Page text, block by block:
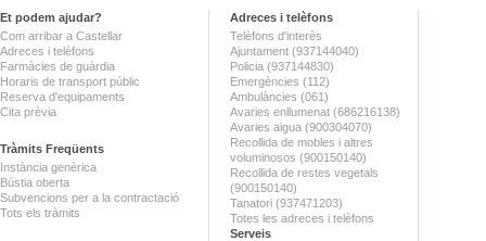
Et podem ajudar?
Com arribar a Castellar
Adreces i telèfons
Farmàcies de guàrdia
Horaris de transport públic
Reserva d'equipaments
Cita prèvia
Tràmits Freqüents
Instància genèrica
Bústia oberta
Subvencions per a la contractació
Tots els tràmits
Adreces i telèfons
Telèfons d'interès
Ajuntament (937144040)
Policia (937144830)
Emergències (112)
Ambulàncies (061)
Avaries enllumenat (686216138)
Avaries aigua (900304070)
Recollida de mobles i altres
voluminosos (900150140)
Recollida de restes vegetals
(900150140)
Tanatori (937471203)
Totes les adreces i telèfons
Serveis